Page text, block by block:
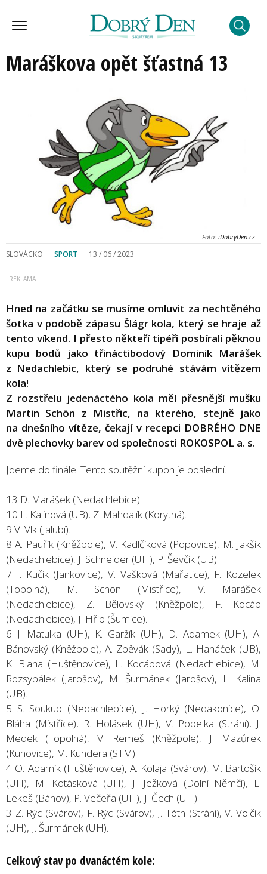
Maráškova opět šťastná 13
Foto: iDobryDen.cz
SLOVÁCKO SPORT 13 / 06 / 2023
Hned na začátku se musíme omluvit za nechtěného
šotka v podobě zápasu Šlágr kola, který se hraje až
tento víkend. I přesto někteří tipéři posbírali pěknou
kupu bodů jako třináctibodový Dominik Marášek
z Nedachlebic, který se podruhé stávám vítězem
kola!
Z rozstřelu jedenáctého kola měl přesnější mušku
Martin Schön z Mistřic, na kterého, stejně jako
na dnešního vítěze, čekají v recepci DOBRÉHO DNE
dvě plechovky barev od společnosti ROKOSPOL a. s.
Jdeme do finále. Tento soutěžní kupon je poslední.
13 D. Marášek (Nedachlebice)
10 L. Kalinová (UB), Z. Mahdalík (Korytná).
9 V. Vlk (Jalubí).
8 A. Pauřík (Kněžpole), V. Kadlčíková (Popovice), M. Jakšík
(Nedachlebice), J. Schneider (UH), P. Ševčík (UB).
7 I. Kučík (Jankovice), V. Vašková (Mařatice), F. Kozelek
(Topolná), M. Schön (Mistřice), V. Marášek
(Nedachlebice), Z. Bělovský (Kněžpole), F. Kocáb
(Nedachlebice), J. Hřib (Šumice).
6 J. Matulka (UH), K. Garžík (UH), D. Adamek (UH), A.
Bánovský (Kněžpole), A. Zpěvák (Sady), L. Hanáček (UB),
K. Blaha (Huštěnovice), L. Kocábová (Nedachlebice), M.
Rozsypálek (Jarošov), M. Šurmánek (Jarošov), L. Kalina
(UB).
5 S. Soukup (Nedachlebice), J. Horký (Nedakonice), O.
Bláha (Mistřice), R. Holásek (UH), V. Popelka (Strání), J.
Medek (Topolná), V. Remeš (Kněžpole), J. Mazůrek
(Kunovice), M. Kundera (STM).
4 O. Adamík (Huštěnovice), A. Kolaja (Svárov), M. Bartošík
(UH), M. Kotásková (UH), J. Ježková (Dolní Němčí), L.
Lekeš (Bánov), P. Večeřa (UH), J. Čech (UH).
3 Z. Rýc (Svárov), F. Rýc (Svárov), J. Tóth (Strání), V. Volčík
(UH), J. Šurmánek (UH).
Celkový stav po dvanáctém kole: